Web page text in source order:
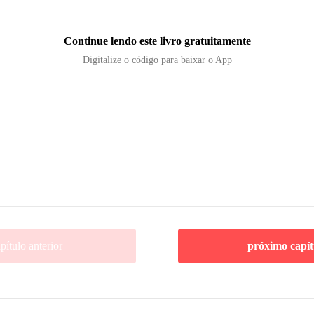
Continue lendo este livro gratuitamente
Digitalize o código para baixar o App
anterior próximo